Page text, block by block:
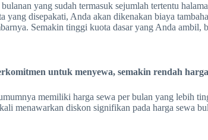
yang sudah termasuk sejumlah tertentu
yang disepakati, Anda akan dikenakan biaya
Semakin tinggi kuota dasar yang Anda ambil,
untuk menyewa, semakin rendah
memiliki harga sewa per bulan yang lebih
menawarkan diskon signifikan pada harga sewa